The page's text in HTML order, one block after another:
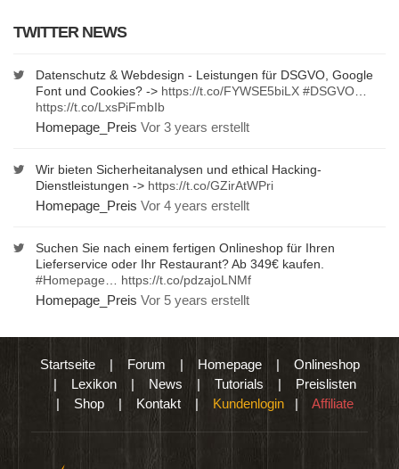
TWITTER NEWS
Datenschutz & Webdesign - Leistungen für DSGVO, Google
Font und Cookies? -> https://t.co/FYWSE5biLX #DSGVO
https://t.co/LxsPiFmbIb
Homepage_Preis Vor 3 years erstellt
Wir bieten Sicherheitanalysen und ethical Hacking-
Dienstleistungen -> https://t.co/GZirAtWPri
Homepage_Preis Vor 4 years erstellt
Suchen Sie nach einem fertigen Onlineshop für Ihren
Lieferservice oder Ihr Restaurant? Ab 349€ kaufen.
#Homepage
https://t.co/pdzajoLNMf
Homepage_Preis Vor 5 years erstellt
Startseite| Forum | Homepage| Onlineshop
| Lexikon | News | Tutorials | Preislisten
| Shop | Kontakt | Kundenlogin | Affiliate